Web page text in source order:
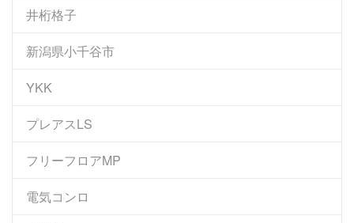
井桁格子
新潟県小千谷市
YKK
プレアスLS
フリーフロアMP
電気コンロ